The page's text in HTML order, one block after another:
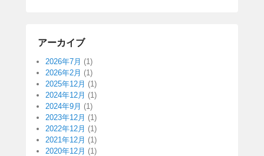
アーカイブ
2026年7月 (1)
2026年2月 (1)
2025年12月 (1)
2024年12月 (1)
2024年9月 (1)
2023年12月 (1)
2022年12月 (1)
2021年12月 (1)
2020年12月 (1)